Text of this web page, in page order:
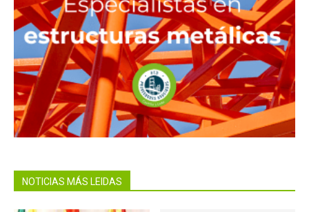
NOTICIAS MÁS LEIDAS